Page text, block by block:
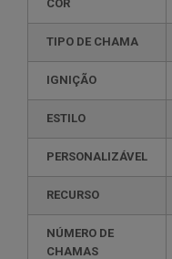
COR
TIPO DE CHAMA
IGNIÇÃO
ESTILO
PERSONALIZÁVEL
RECURSO
NÚMERO DE
CHAMAS